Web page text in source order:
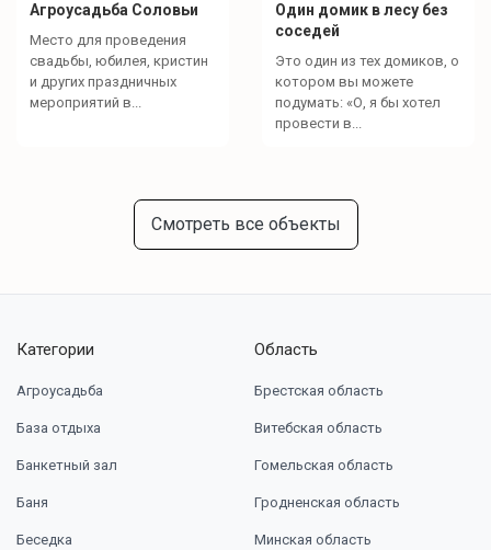
Агроусадьба Соловьи
Место для проведения
свадьбы, юбилея, кристин
и других праздничных
мероприятий в...
Один домик в лесу без
соседей
Это один из тех домиков, о
котором вы можете
подумать: «О, я бы хотел
провести в...
Смотреть все объекты
Категории
Агроусадьба
База отдыха
Банкетный зал
Баня
Беседка
Область
Брестская область
Витебская область
Гомельская область
Гродненская область
Минская область